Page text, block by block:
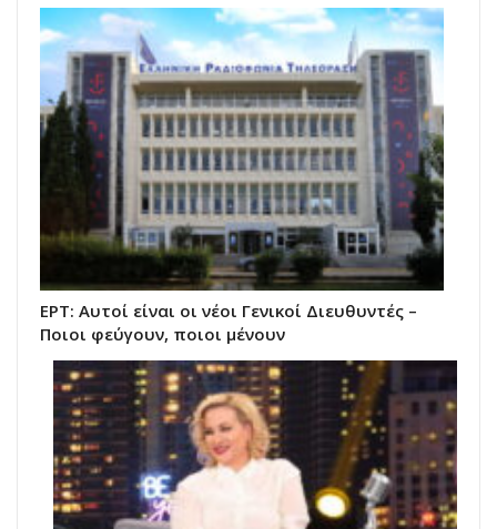
ΕΡΤ: Αυτοί είναι οι νέοι Γενικοί Διευθυντές –
Ποιοι φεύγουν, ποιοι μένουν